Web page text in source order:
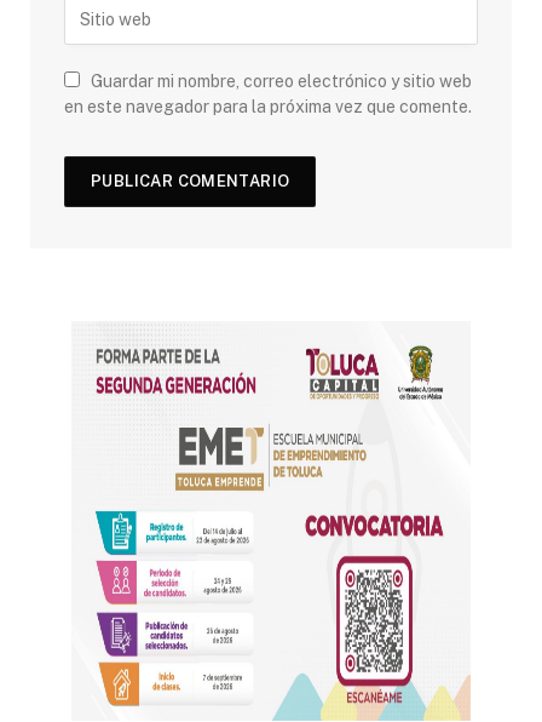
Guardar mi nombre, correo electrónico y sitio web
en este navegador para la próxima vez que comente.